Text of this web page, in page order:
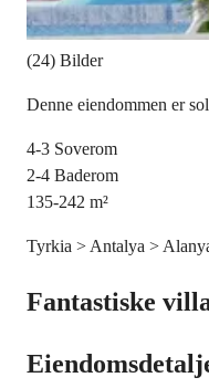
(24) Bilder
Denne eiendommen er
4-3 Soverom
2-4 Baderom
135-242 m²
Tyrkia > Antalya >
Fantastiske